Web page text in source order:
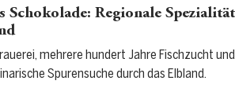
Schokolade: Regionale
mehrere hundert Jahre Fischzucht und
Spurensuche durch das Elbland.